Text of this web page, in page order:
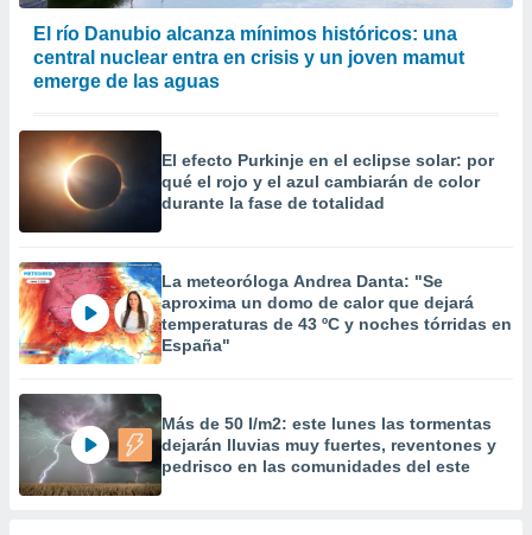
El río Danubio alcanza mínimos históricos: una
central nuclear entra en crisis y un joven mamut
emerge de las aguas
El efecto Purkinje en el eclipse solar: por
qué el rojo y el azul cambiarán de color
durante la fase de totalidad
La meteoróloga Andrea Danta: "Se
aproxima un domo de calor que dejará
temperaturas de 43 ºC y noches tórridas en
España"
Más de 50 l/m2: este lunes las tormentas
dejarán lluvias muy fuertes, reventones y
pedrisco en las comunidades del este